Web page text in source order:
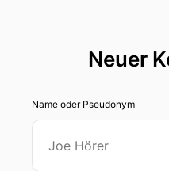
Neuer
Name oder Pseudonym